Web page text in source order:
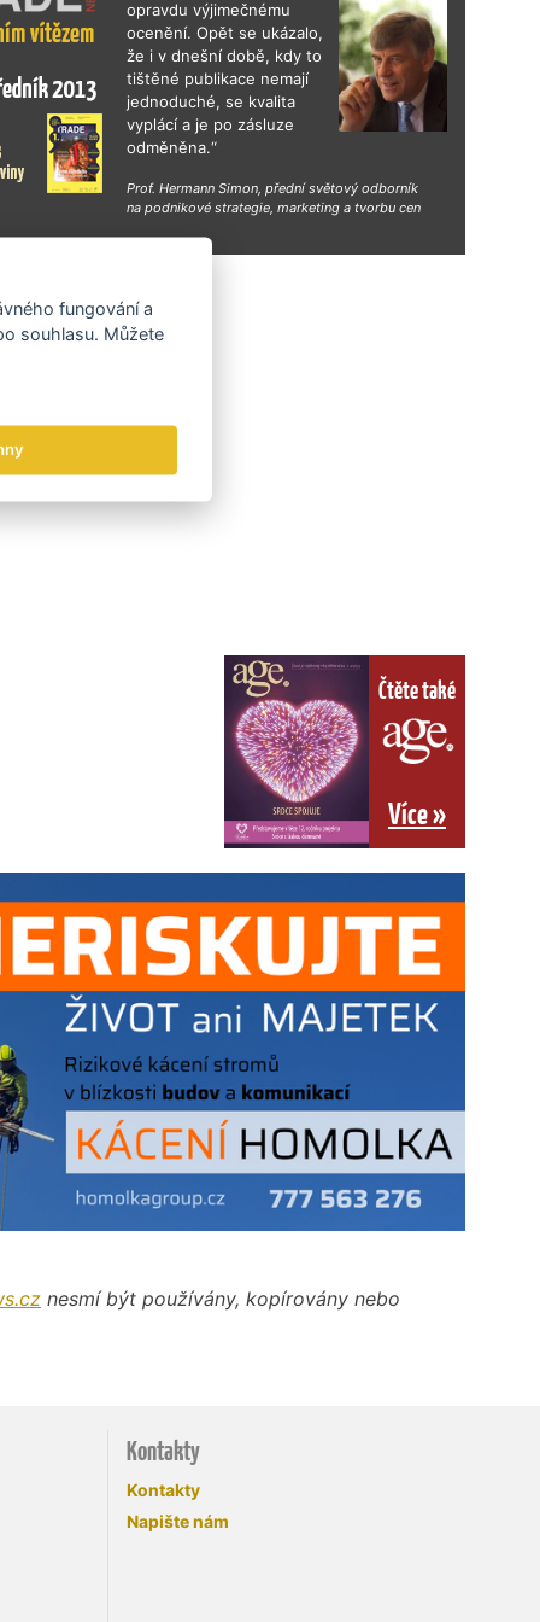
opravdu výjimečnému
ocenění. Opět se ukázalo,
že i v dnešní době, kdy to
tištěné publikace nemají
jednoduché, se kvalita
vyplácí a je po zásluze
odměněna.“
Prof. Hermann Simon, přední světový odborník
na podnikové strategie, marketing a tvorbu cen
Čtěte také
Více »
nesmí být používány, kopírovány nebo
Kontakty
Kontakty
Napište nám
fungování a
souhlasu. Můžete